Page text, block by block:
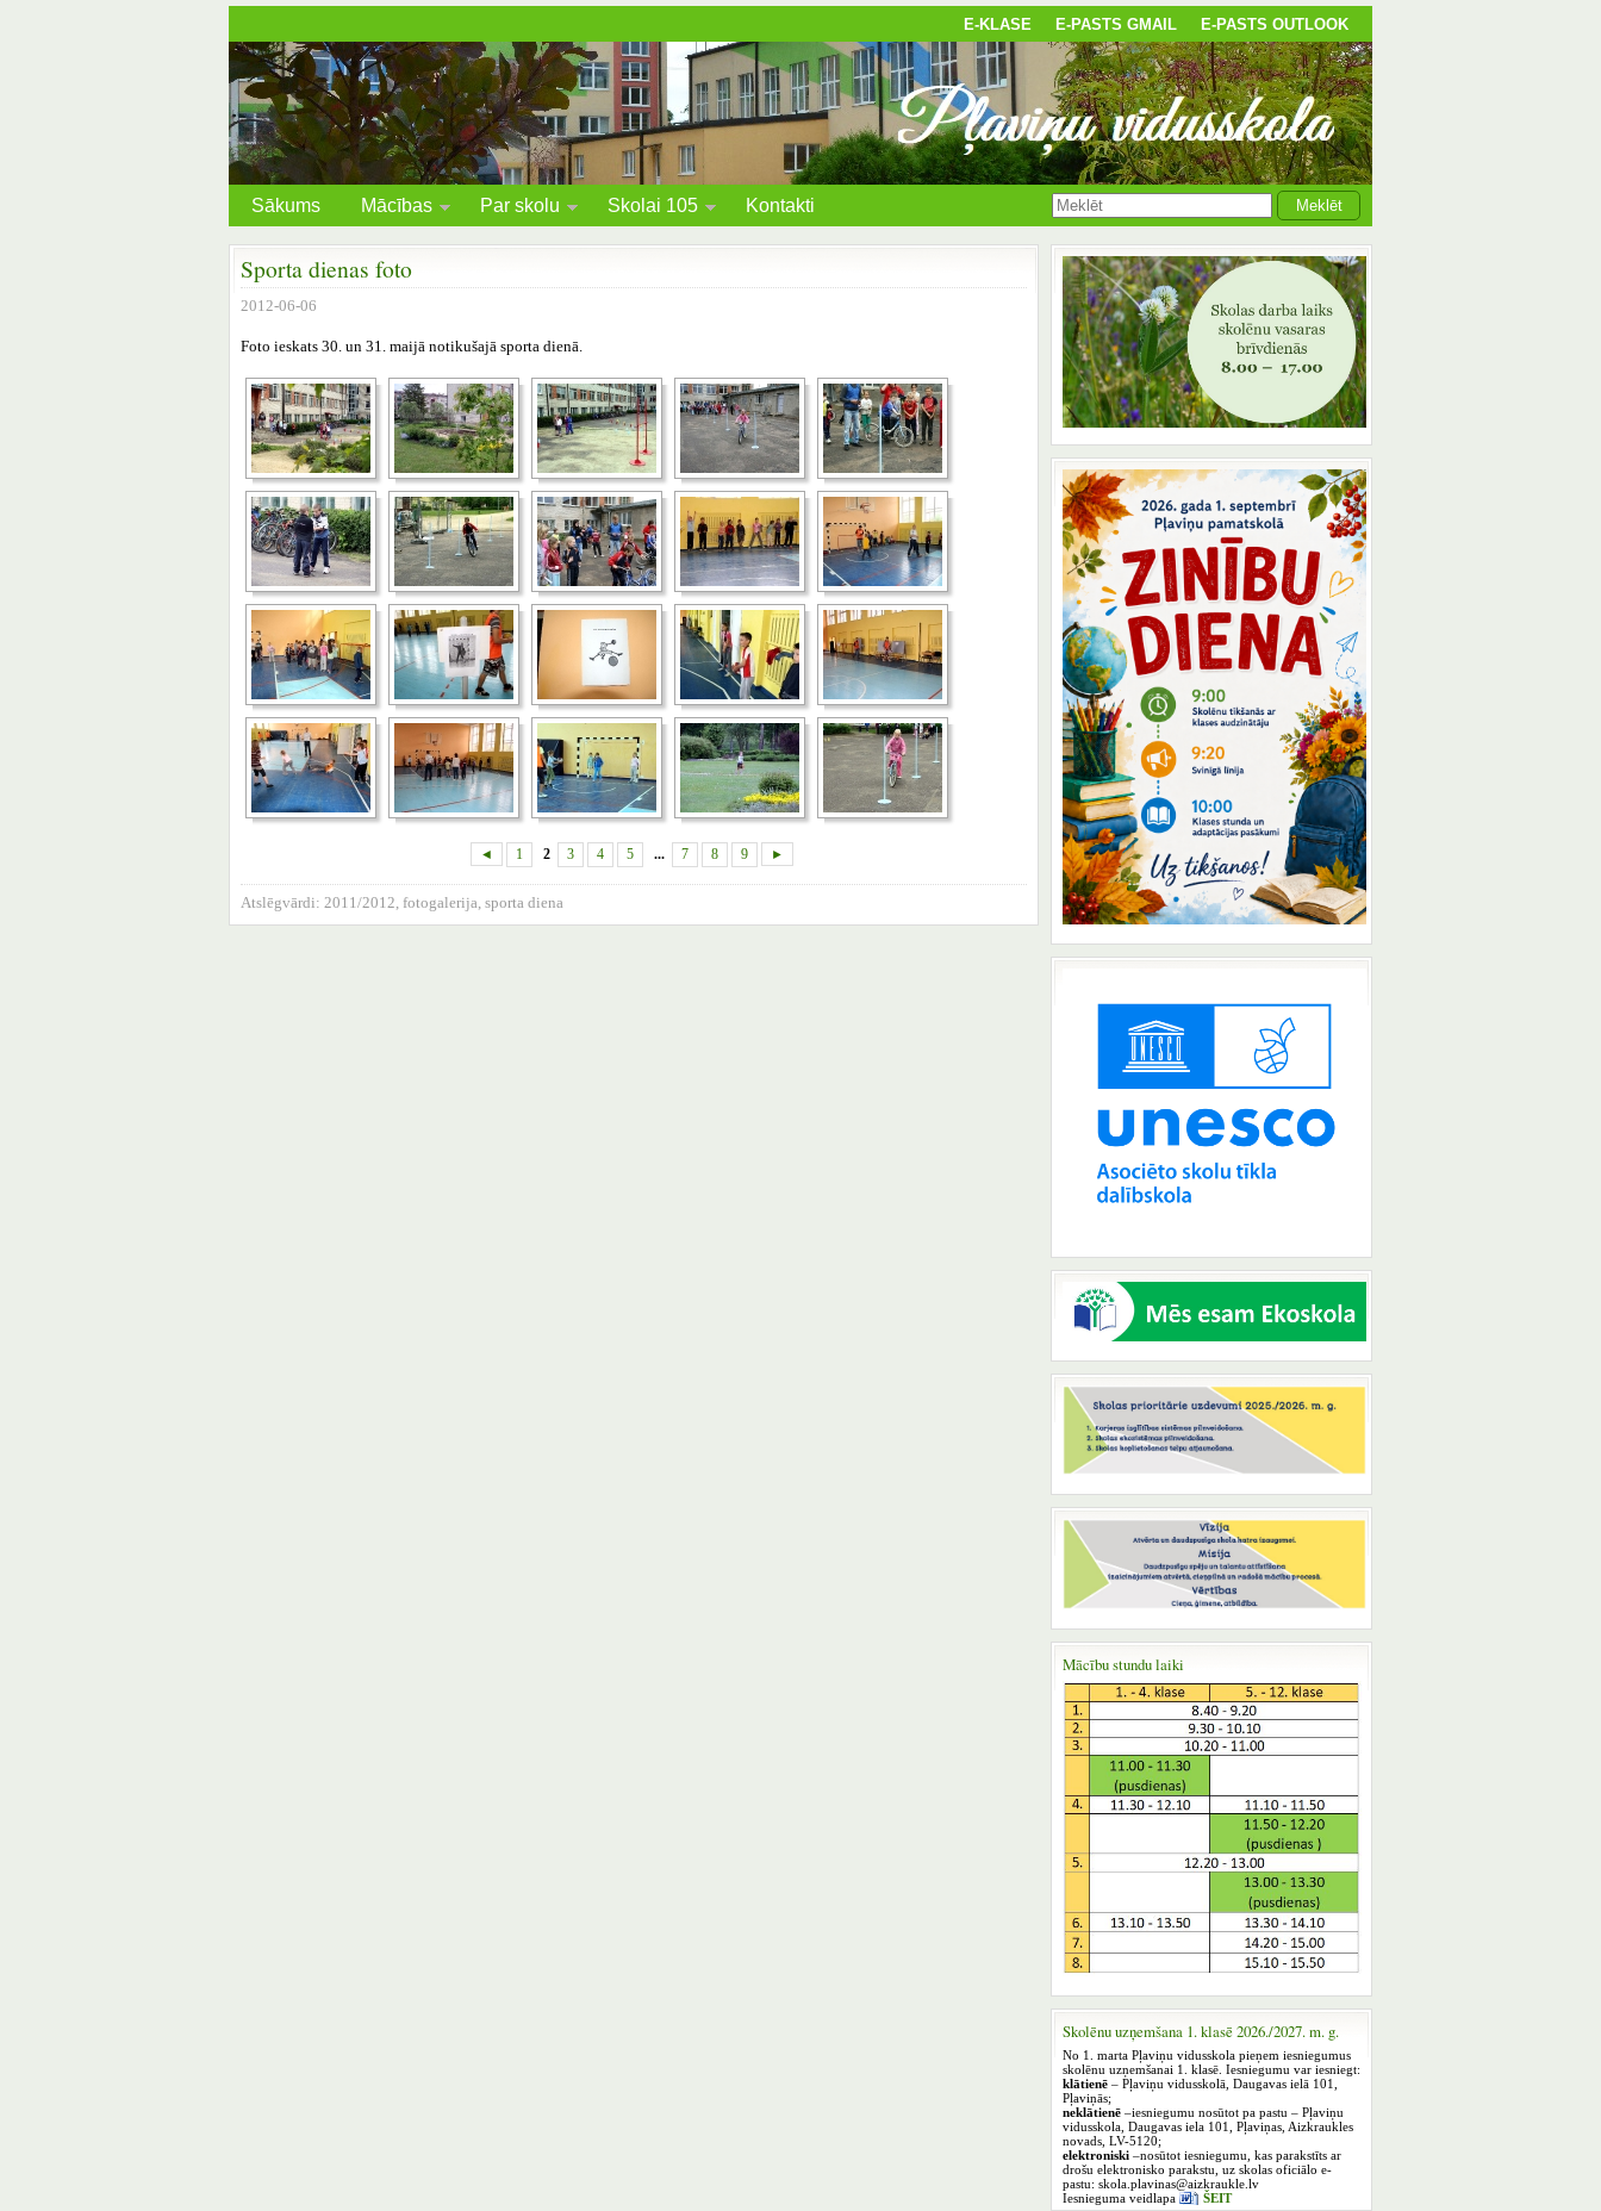
E-KLASE E-PASTS GMAIL E-PASTS OUTLOOK
Sākums Mācības Par skolu Skolai 105 Kontakti
Sporta dienas foto
2012-06-06
Foto ieskats 30. un 31. maijā notikušajā sporta dienā.
◄ 1 2 3 4 5 ... 7 8 9 ►
Atslēgvārdi: 2011/2012, fotogalerija, sporta diena
Mācību stundu laiki
Skolēnu uzņemšana 1. klasē 2026./2027. m. g.
No 1. marta Pļaviņu vidusskola pieņem iesniegumus
skolēnu uzņemšanai 1. klasē. Iesniegumu var iesniegt:
klātienē – Pļaviņu vidusskolā, Daugavas ielā 101,
Pļaviņās;
neklātienē –iesniegumu nosūtot pa pastu – Pļaviņu
vidusskola, Daugavas iela 101, Pļaviņas, Aizkraukles
novads, LV-5120;
elektroniski –nosūtot iesniegumu, kas parakstīts ar
drošu elektronisko parakstu, uz skolas oficiālo e-
pastu: skola.plavinas@aizkraukle.lv
Iesnieguma veidlapa
ŠEIT